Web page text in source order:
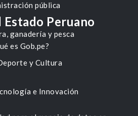
pública
ganadería y pesca
y Cultura
e Innovación
Estado Peruano
es Gob.pe?